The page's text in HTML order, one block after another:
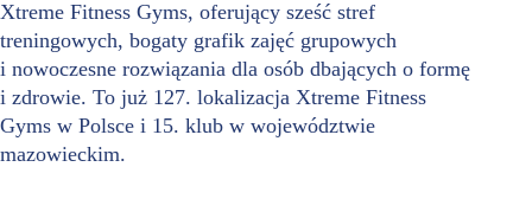
Xtreme Fitness Gyms, oferujący sześć stref
treningowych, bogaty grafik zajęć grupowych
i nowoczesne rozwiązania dla osób dbających o formę
i zdrowie. To już 127. lokalizacja Xtreme Fitness
Gyms w Polsce i 15. klub w województwie
mazowieckim.